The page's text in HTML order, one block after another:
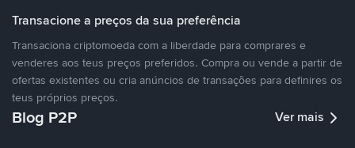
Transacione a preços da sua preferência
Transaciona criptomoeda com a liberdade para comprares e
venderes aos teus preços preferidos. Compra ou vende a partir de
ofertas existentes ou cria anúncios de transações para definires os
teus próprios preços.
Blog P2P Ver mais